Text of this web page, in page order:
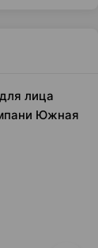
лица
Южная